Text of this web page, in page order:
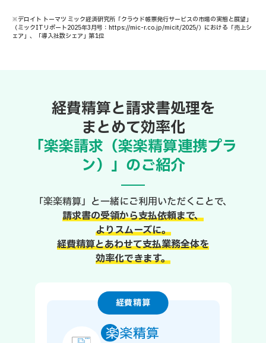
※デロイト トーマツ ミック経済研究所「クラウド帳票発行サービスの市場の実態と展望」
（ミックITリポート2025年3月号：https://mic-r.co.jp/micit/2025/）における「売上シ
ェア」、「導入社数シェア」第1位
経費精算と請求書処理を
まとめて効率化
「楽楽請求（楽楽精算連携プラ
ン）」のご紹介
「楽楽精算」と一緒にご利用いただくことで、
請求書の受領から支払依頼まで、
よりスムーズに。
経費精算とあわせて支払業務全体を
効率化できます。
経費精算